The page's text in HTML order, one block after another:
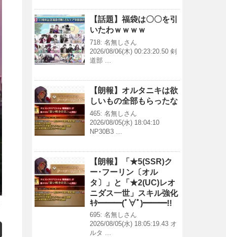
【話題】福袋は〇〇を引
いたわｗｗｗｗ
718: 名無しさん
2026/08/06(木) 00:23:20.50 剣
道部 …
【朗報】オルタニキは欲
しいもの全部もらったな
465: 名無しさん
2026/08/05(水) 18:04:10
NP30B3 …
【朗報】「★5(SSR)ク
ー･フーリン〔オル
タ〕」と「★2(UC)レオ
ニダス一世」スキル強化
ｷﾀ━━━(ﾟ∀ﾟ)━━━!!
695: 名無しさん
2026/08/05(水) 18:05:19.43 オ
ルタ …